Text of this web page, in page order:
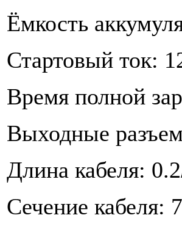
Ёмкость
Стартовый ток:
Время полной
Выходные
Длина
Сечение